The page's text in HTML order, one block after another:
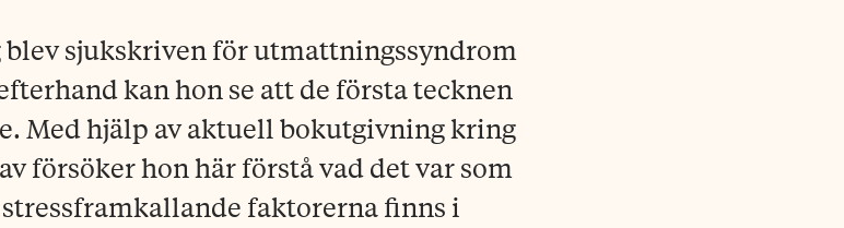
sjukskriven för utmattningssyndrom
kan hon se att de första tecknen
Med hjälp av aktuell bokutgivning kring
försöker hon här förstå vad det var som
stressframkallande faktorerna finns i